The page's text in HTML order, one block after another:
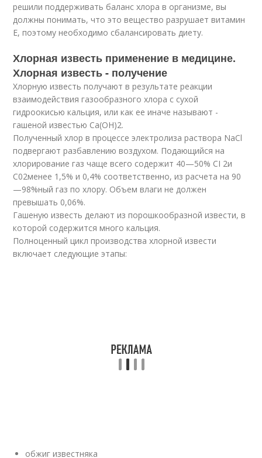
решили поддерживать баланс хлора в организме, вы
должны понимать, что это вещество разрушает витамин
Е, поэтому необходимо сбалансировать диету.
Хлорная известь применение в медицине.
Хлорная известь - получение
Хлорную известь получают в результате реакции
взаимодействия газообразного хлора с сухой
гидроокисью кальция, или как ее иначе называют -
гашеной известью Са(ОН)2.
Полученный хлор в процессе электролиза раствора NaCl
подвергают разбавлению воздухом. Подающийся на
хлорирование газ чаще всего содержит 40—50% СI 2и
С02менее 1,5% и 0,4% соответственно, из расчета на 90
—98%ный газ по хлору. Объем влаги не должен
превышать 0,06%.
Гашеную известь делают из порошкообразной извести, в
которой содержится много кальция.
Полноценный цикл производства хлорной извести
включает следующие этапы:
обжиг известняка